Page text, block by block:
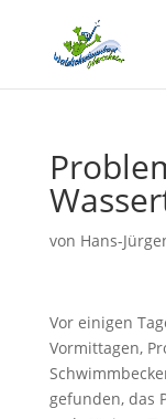
von Hans-
Vor einigen
Vormittagen,
gefunden, das